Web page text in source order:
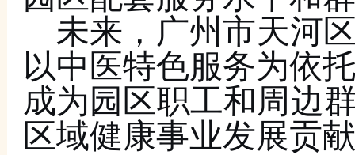
未来， 广州市天河
以中医特色服务为依
成为园区职工和周边
区域健康事业发展贡